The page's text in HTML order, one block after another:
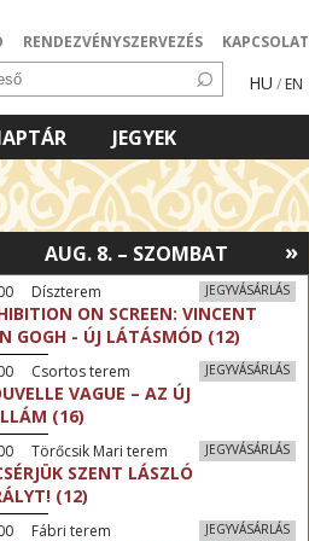
RENDEZVÉNYSZERVEZÉS KAPCSOLAT
HU / EN
JEGYEK
»
AUG. 8. – SZOMBAT
JEGYVÁSÁRLÁS
Díszterem
ON SCREEN: VINCENT
GOGH - ÚJ LÁTÁSMÓD (12)
JEGYVÁSÁRLÁS
Csortos terem
VAGUE – AZ ÚJ
(16)
JEGYVÁSÁRLÁS
Törőcsik Mari terem
SZENT LÁSZLÓ
(12)
JEGYVÁSÁRLÁS
Fábri terem